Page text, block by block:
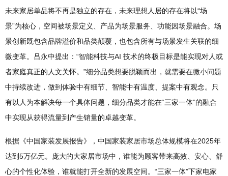
未来家居单品将不再是独立的存在，未来理想人居的存在将以“场
景”为核心，空间被场景定义、产品为场景服务、功能因场景融合。场
景创新既包含品牌溢价和品类颠覆，也包含所有与场景发生关联的细
微变革。吕永中提出：“智能科技与AI 技术的终极目标是能实现对人或
者家庭真正的人文关怀。”细分品类想要脱颖而出，就需要在微小问题
中持续改进，做到体验中有细节、智能中有温度、提案中有观念。只
有以人为本解决每一个具体问题，细分品类才能在“三家一体”的融合
中实现从获得流量到产生销量的卓越变革。
根据《中国家装发展报告》，中国家装家居市场总体规模将在2025年
达到5万亿元。庞大的大家居市场中，谁能为顾客带来高效、安心、舒
心的个性化体验，谁就能打开全新的发展空间。“三家一体”下家电家